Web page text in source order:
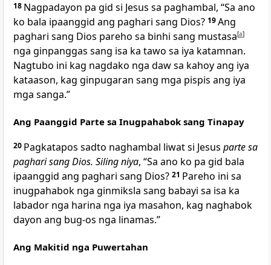
18 Nagpadayon pa gid si Jesus sa paghambal, “Sa ano
ko bala ipaanggid ang paghari sang Dios? 19Ang
paghari sang Dios pareho sa binhi sang mustasa[a]
nga ginpanggas sang isa ka tawo sa iya katamnan.
Nagtubo ini kag nagdako nga daw sa kahoy ang iya
kataason, kag ginpugaran sang mga pispis ang iya
mga sanga.”
Ang Paanggid Parte sa Inugpahabok sang Tinapay
20 Pagkatapos sadto naghambal liwat si Jesus parte sa
paghari sang Dios. Siling niya, “Sa ano ko pa gid bala
ipaanggid ang paghari sang Dios? 21 Pareho ini sa
inugpahabok nga ginmiksla sang babayi sa isa ka
labador nga harina nga iya masahon, kag naghabok
dayon ang bug-os nga linamas.”
Ang Makitid nga Puwertahan